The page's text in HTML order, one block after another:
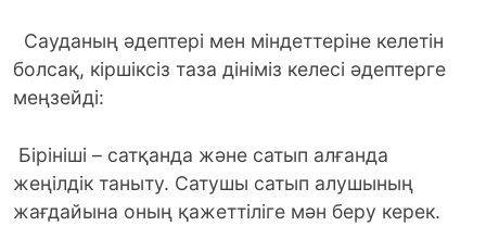
Сауданың әдептері мен міндеттеріне келетін
болсақ, кіршіксіз таза дініміз келесі әдептерге
меңзейді:
Бірінішi – cатқанда және сатып алғанда
жеңілдік таныту. Сатушы сатып алушының
жағдайына оның қажеттіліге мән беру керек.